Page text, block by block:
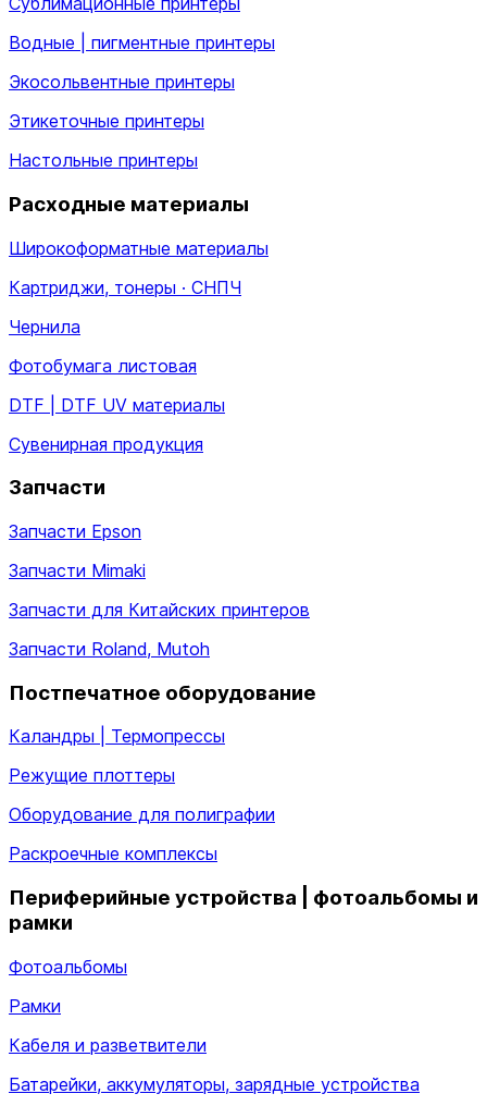
Водные | пигментные принтеры
Экосольвентные принтеры
Этикеточные принтеры
Настольные принтеры
Расходные материалы
Широкоформатные материалы
Картриджи, тонеры · СНПЧ
Чернила
Фотобумага листовая
DTF | DTF UV материалы
Сувенирная продукция
Запчасти
Запчасти Epson
Запчасти Mimaki
Запчасти для Китайских принтеров
Запчасти Roland, Mutoh
Постпечатное оборудование
Каландры | Термопрессы
Режущие плоттеры
Оборудование для полиграфии
Раскроечные комплексы
Периферийные устройства | фотоальбомы и
рамки
Фотоальбомы
Рамки
Кабеля и разветвители
Батарейки, аккумуляторы, зарядные устройства